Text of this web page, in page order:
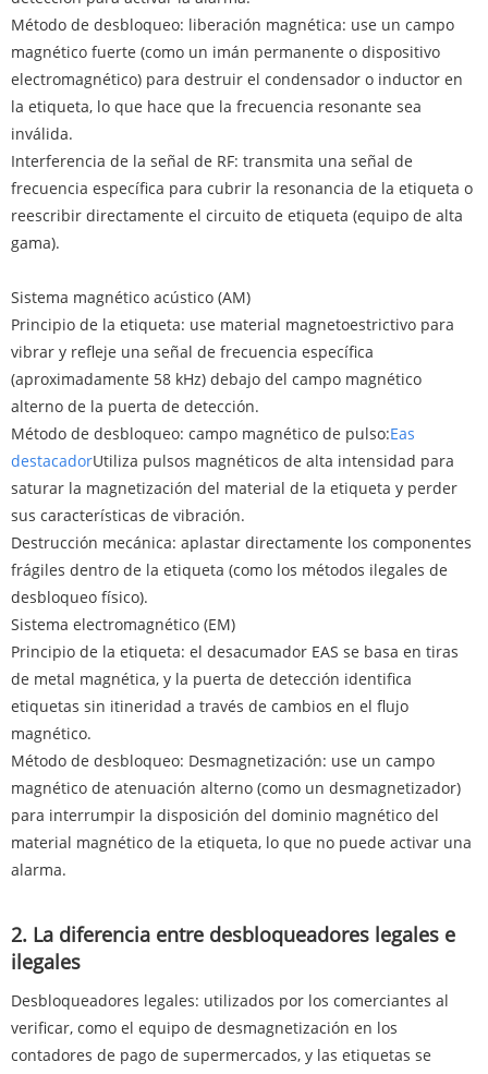
Método de desbloqueo: liberación magnética: use un campo
magnético fuerte (como un imán permanente o dispositivo
electromagnético) para destruir el condensador o inductor en
la etiqueta, lo que hace que la frecuencia resonante sea
inválida.
Interferencia de la señal de RF: transmita una señal de
frecuencia específica para cubrir la resonancia de la etiqueta o
reescribir directamente el circuito de etiqueta (equipo de alta
gama).
Sistema magnético acústico (AM)
Principio de la etiqueta: use material magnetoestrictivo para
vibrar y refleje una señal de frecuencia específica
(aproximadamente 58 kHz) debajo del campo magnético
alterno de la puerta de detección.
Método de desbloqueo: campo magnético de pulso:Eas
destacadorUtiliza pulsos magnéticos de alta intensidad para
saturar la magnetización del material de la etiqueta y perder
sus características de vibración.
Destrucción mecánica: aplastar directamente los componentes
frágiles dentro de la etiqueta (como los métodos ilegales de
desbloqueo físico).
Sistema electromagnético (EM)
Principio de la etiqueta: el desacumador EAS se basa en tiras
de metal magnética, y la puerta de detección identifica
etiquetas sin itineridad a través de cambios en el flujo
magnético.
Método de desbloqueo: Desmagnetización: use un campo
magnético de atenuación alterno (como un desmagnetizador)
para interrumpir la disposición del dominio magnético del
material magnético de la etiqueta, lo que no puede activar una
alarma.
2. La diferencia entre desbloqueadores legales e
ilegales
Desbloqueadores legales: utilizados por los comerciantes al
verificar, como el equipo de desmagnetización en los
contadores de pago de supermercados, y las etiquetas se